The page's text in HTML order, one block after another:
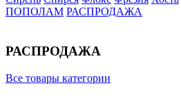
ПОПОЛАМ РАСПРОДАЖА
РАСПРОДАЖА
Все товары категории